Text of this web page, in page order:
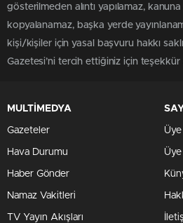
gösterilmeden alıntı yapılamaz,
kopyalanamaz, başka yerde
kişi/kişiler için yasal başvuru hakkı
Gazetesi’ni tercih ettiğiniz için teşekkür
MULTİMEDYA
Gazeteler
Hava Durumu
Haber Gönder
Namaz Vakitleri
TV Yayın Akışları
Üye